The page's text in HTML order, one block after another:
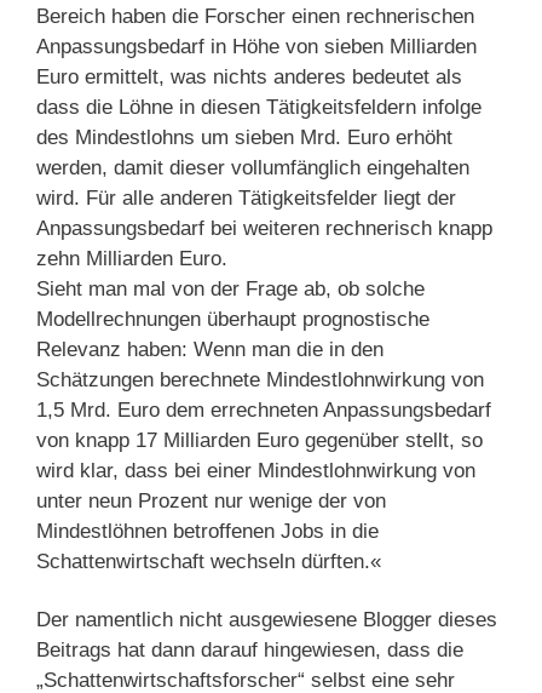
Bereich haben die Forscher einen rechnerischen
Anpassungsbedarf in Höhe von sieben Milliarden
Euro ermittelt, was nichts anderes bedeutet als
dass die Löhne in diesen Tätigkeitsfeldern infolge
des Mindestlohns um sieben Mrd. Euro erhöht
werden, damit dieser vollumfänglich eingehalten
wird. Für alle anderen Tätigkeitsfelder liegt der
Anpassungsbedarf bei weiteren rechnerisch knapp
zehn Milliarden Euro.
Sieht man mal von der Frage ab, ob solche
Modellrechnungen überhaupt prognostische
Relevanz haben: Wenn man die in den
Schätzungen berechnete Mindestlohnwirkung von
1,5 Mrd. Euro dem errechneten Anpassungsbedarf
von knapp 17 Milliarden Euro gegenüber stellt, so
wird klar, dass bei einer Mindestlohnwirkung von
unter neun Prozent nur wenige der von
Mindestlöhnen betroffenen Jobs in die
Schattenwirtschaft wechseln dürften.«
Der namentlich nicht ausgewiesene Blogger dieses
Beitrags hat dann darauf hingewiesen, dass die
„Schattenwirtschaftsforscher“ selbst eine sehr